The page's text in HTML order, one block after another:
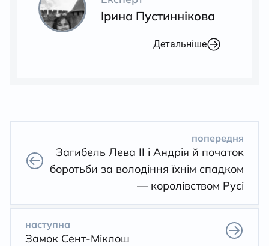
Ірина Пустиннікова
Детальніше
попередня
Загибель Лева ІІ і Андрія й початок
боротьби за володіння їхнім спадком
— королівством Русі
наступна
Замок Сент-Міклош